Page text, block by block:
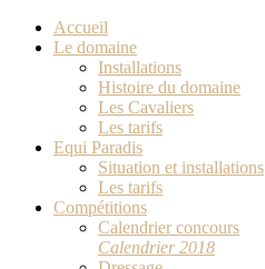
Accueil
Le domaine
Installations
Histoire du domaine
Les Cavaliers
Les tarifs
Equi Paradis
Situation et installations
Les tarifs
Compétitions
Calendrier concours
Calendrier 2018